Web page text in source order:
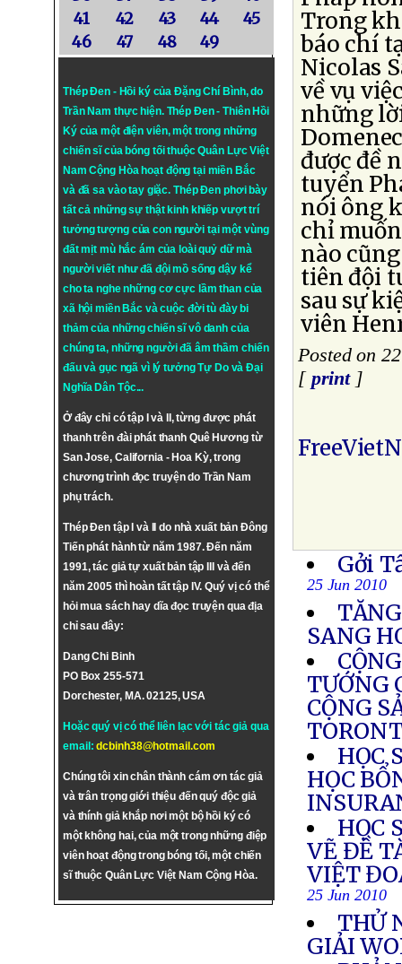
41
42 43 44
45
46
47 48 49
Thép Đen - Hồi ký của Đặng Chí Bình, do
Trần Nam thực hiện. Thép Đen- Thiên Hồi
Ký của một điện viên, một trong những
chiến sĩ của bóng tối thuộc Quân Lực Việt
Nam Cộng Hòa hoạt động tại miền Bắc
và đã sa vào tay giặc. Thép Đen phơi bày
tất cả những sự thật kinh khiếp vượt trí
tưởng tượng của con người tại một vùng
đất mịt mù hắc ám của loài quỷ dữ mà
người viết như đã đội mồ sống dậy kể
cho ta nghe những cơ cực lầm than của
xã hội miền Bắc và cuộc đời tù đày bi
thảm của những chiến sĩ vô danh của
chúng ta, những người đã âm thầm chiến
đấu và gục ngã vì lý tưởngTự DovàĐại
Nghĩa Dân Tộc...
Ở đây chỉ có tập I và II, từng được phát
thanh trên đài phát thanh Quê Hương từ
San Jose, California - Hoa Kỳ, trong
chương trình đọc truyện do Trần Nam
phụ trách.
Thép Đen tập I và II do nhà xuất bản Đông
Tiến phát hành từ năm 1987. Đến năm
1991, tác giả tự xuất bản tập III và đến
năm 2005 thì hoàn tất tập IV. Quý vị có thể
hỏi mua sách hay dĩa đọc truyện qua địa
chỉ sau đây:
Dang Chi Binh
PO Box 255-571
Dorchester, MA. 02125, USA
Hoặc quý vị có thể liên lạc với tác giả qua
email:dcbinh38@hotmail.com
Chúng tôi xin chân thành cám ơn tác giả
và trân trọng giới thiệu đến quý độc giả
và thính giả khắp nơi một bộ hồi ký có
một không hai, của một trong những điệp
viên hoạt động trong bóng tối, một chiến
sĩ thuộc Quân Lực Việt Nam Cộng Hòa.
Trong
báo chí
Nicolas
về vụ
những
được đề
tuyển
nói ông
chỉ
nào
tiên đội
sau sự
viên
Posted on
[ print]
Gởi
25 Jun 2010
SANG
TƯỚNG
CỘNG
HỌC
HỌC
HỌC
VẼ ĐỀ
VIỆT
25 Jun 2010
THỬ
GIẢI